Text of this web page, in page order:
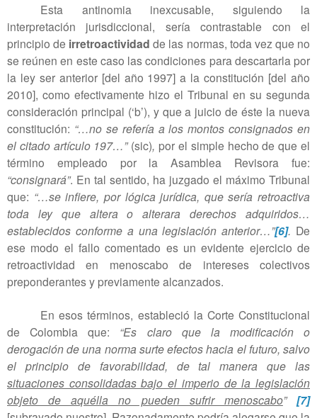
Esta antinomia inexcusable, siguiendo la
interpretación jurisdiccional, sería contrastable con el
principio de irretroactividad de las normas, toda vez que no
se reúnen en este caso las condiciones para descartarla por
la ley ser anterior [del año 1997] a la constitución [del año
2010], como efectivamente hizo el Tribunal en su segunda
consideración principal (‘b’), y que a juicio de éste la nueva
constitución: “…no se refería a los montos consignados en
el citado artículo 197…”(sic), por el simple hecho de que el
término empleado por la Asamblea Revisora fue:
“consignará”. En tal sentido, ha juzgado el máximo Tribunal
que: “…se infiere, por lógica jurídica, que sería retroactiva
toda ley que altera o alterara derechos adquiridos…
establecidos conforme a una legislación anterior…”[6]. De
ese modo el fallo comentado es un evidente ejercicio de
retroactividad en menoscabo de intereses colectivos
preponderantes y previamente alcanzados.
En esos términos, estableció la Corte Constitucional
de Colombia que: “Es claro que la modificación o
derogación de una norma surte efectos hacia el futuro, salvo
el principio de favorabilidad, de tal manera que las
situaciones consolidadas bajo el imperio de la legislación
objeto de aquélla no pueden sufrir menoscabo”[7]